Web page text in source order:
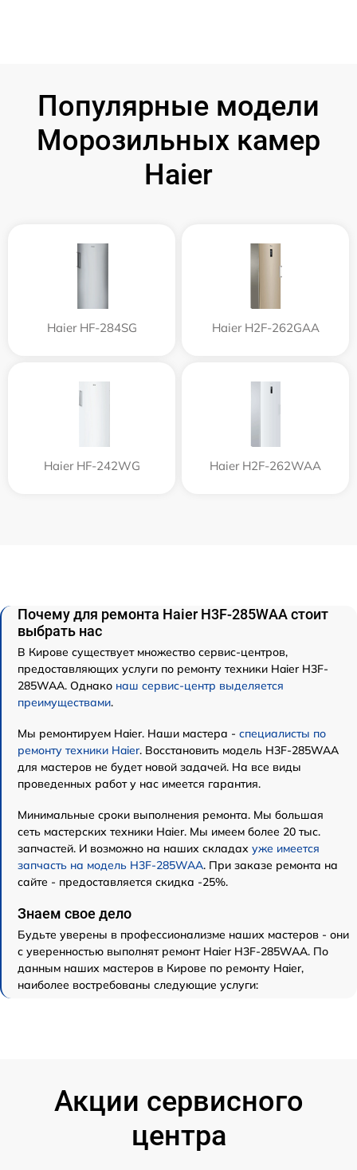
Популярные модели
Морозильных камер
Haier
Haier HF-284SG Haier H2F-262GAA
Haier HF-242WG Haier H2F-262WAA
Почему для ремонта Haier H3F-285WAA стоит
выбрать нас
В Кирове существует множество сервис-центров,
предоставляющих услуги по ремонту техники Haier H3F-
285WAA. Однако наш сервис-центр выделяется
преимуществами.
Мы ремонтируем Haier. Наши мастера - специалисты по
ремонту техники Haier. Восстановить модель H3F-285WAA
для мастеров не будет новой задачей. На все виды
проведенных работ у нас имеется гарантия.
Минимальные сроки выполнения ремонта. Мы большая
сеть мастерских техники Haier. Мы имеем более 20 тыс.
запчастей. И возможно на наших складах уже имеется
запчасть на модель H3F-285WAA. При заказе ремонта на
сайте - предоставляется скидка -25%.
Знаем свое дело
Будьте уверены в профессионализме наших мастеров - они
с уверенностью выполнят ремонт Haier H3F-285WAA. По
данным наших мастеров в Кирове по ремонту Haier,
наиболее востребованы следующие услуги:
Акции сервисного
центра